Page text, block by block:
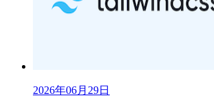
2026年06月29日